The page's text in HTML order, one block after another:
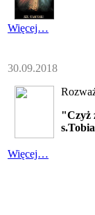
Więcej…
30.09.2018
"Czyż
Więcej…